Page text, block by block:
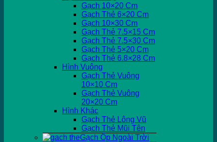
Gạch 10×20 Cm
Gạch Thẻ 6×20 Cm
Gạch 10×30 Cm
Gạch Thẻ 7.5×15 Cm
Gạch Thẻ 7.5×30 Cm
Gạch Thẻ 5×20 Cm
Gạch Thẻ 6.8×28 Cm
Hình Vuông
Gạch Thẻ Vuông
10×10 Cm
Gạch Thẻ Vuông
20×20 Cm
Hình Khác
Gạch Thẻ Lông Vũ
Gạch Thẻ Mũi Tên
Gạch Ốp Ngoài Trời